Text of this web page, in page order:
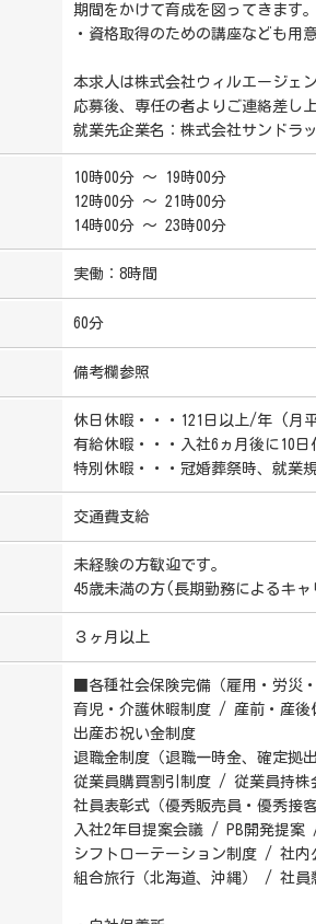
期間をかけて育成を図ってきます。
・資格取得のための講座なども用
本求人は株式会社ウィルエージェ
応募後、専任の者よりご連絡差し上
就業先企業名：株式会社サンドラ
10時00分 ～ 19時00分
12時00分 ～ 21時00分
14時00分 ～ 23時00分
実働：8時間
60分
備考欄参照
休日休暇・・・121日以上/年 (月
有給休暇・・・入社6ヵ月後に10
特別休暇・・・冠婚葬祭時、就業
交通費支給
未経験の方歓迎です。
45歳未満の方(長期勤務によるキ
３ヶ月以上
■各種社会保険完備（雇用・労災
育児・介護休暇制度 / 産前・産
出産お祝い金制度
退職金制度（退職一時金、確定拠
従業員購買割引制度 / 従業員持
社員表彰式（優秀販売員・優秀接
入社2年目提案会議 / PB開発提案
シフトローテーション制度 / 社内
組合旅行（北海道、沖縄） / 社員